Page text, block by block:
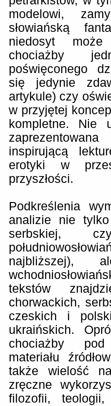
modelowi,
słowiańską
niedosyt
chociażby
poświęconego
się jedynie
artykule) czy
w przyjętej
kompletne. Nie
inspirującą
erotyki w
przyszłości.
Podkreślenia
analizie nie
serbskiej,
najbliższej),
tekstów
chorwackich,
czeskich i
ukraińskich.
chociażby pod
materiału
także wielość
zręczne
filozofii,